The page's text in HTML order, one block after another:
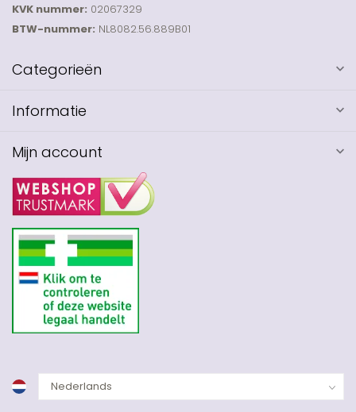
KVK nummer: 02067329
BTW-nummer: NL8082.56.889B01
Categorieën
Informatie
Mijn account